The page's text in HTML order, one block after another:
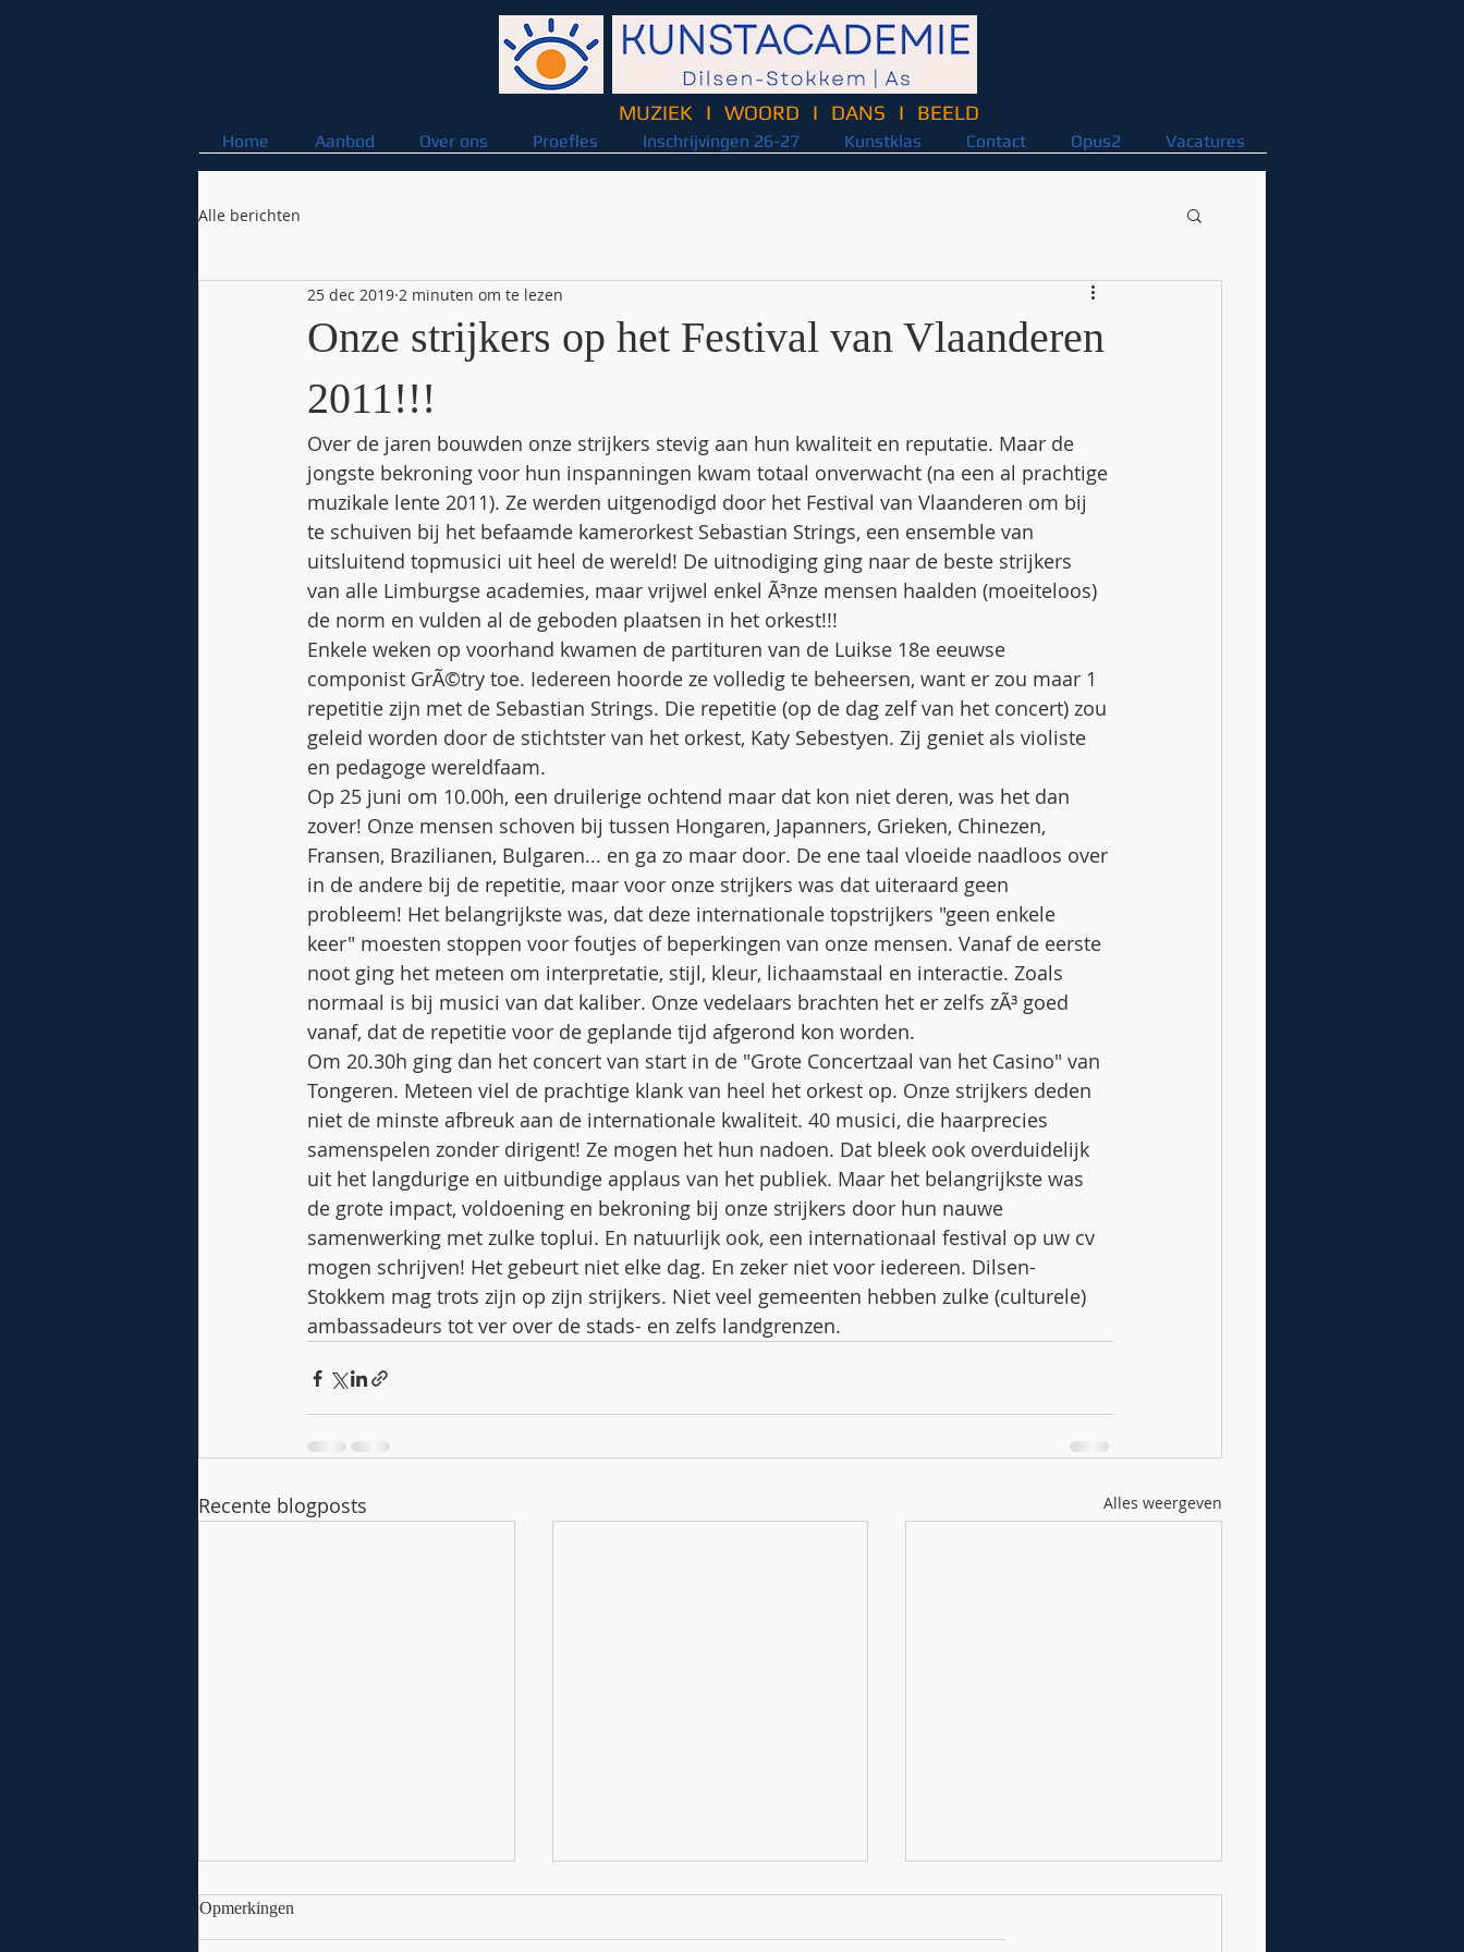
MUZIEK I WOORD I DANS I BEELD
Home Aanbod Over ons Proefles Inschrijvingen 26-27 Kunstklas Contact Opus2 Vacatures
Alle berichten
Onze strijkers op het Festival van Vlaanderen
2011!!!
25 dec 2019 2 minuten om te lezen
Over de jaren bouwden onze strijkers stevig aan hun kwaliteit en reputatie. Maar de
jongste bekroning voor hun inspanningen kwam totaal onverwacht (na een al prachtige
muzikale lente 2011). Ze werden uitgenodigd door het Festival van Vlaanderen om bij
te schuiven bij het befaamde kamerorkest Sebastian Strings, een ensemble van
uitsluitend topmusici uit heel de wereld! De uitnodiging ging naar de beste strijkers
van alle Limburgse academies, maar vrijwel enkel Ã³nze mensen haalden (moeiteloos)
de norm en vulden al de geboden plaatsen in het orkest!!!
Enkele weken op voorhand kwamen de partituren van de Luikse 18e eeuwse
componist GrÃ©try toe. Iedereen hoorde ze volledig te beheersen, want er zou maar 1
repetitie zijn met de Sebastian Strings. Die repetitie (op de dag zelf van het concert) zou
geleid worden door de stichtster van het orkest, Katy Sebestyen. Zij geniet als violiste
en pedagoge wereldfaam.
Op 25 juni om 10.00h, een druilerige ochtend maar dat kon niet deren, was het dan
zover! Onze mensen schoven bij tussen Hongaren, Japanners, Grieken, Chinezen,
Fransen, Brazilianen, Bulgaren... en ga zo maar door. De ene taal vloeide naadloos over
in de andere bij de repetitie, maar voor onze strijkers was dat uiteraard geen
probleem! Het belangrijkste was, dat deze internationale topstrijkers "geen enkele
keer" moesten stoppen voor foutjes of beperkingen van onze mensen. Vanaf de eerste
noot ging het meteen om interpretatie, stijl, kleur, lichaamstaal en interactie. Zoals
normaal is bij musici van dat kaliber. Onze vedelaars brachten het er zelfs zÃ³ goed
vanaf, dat de repetitie voor de geplande tijd afgerond kon worden.
Om 20.30h ging dan het concert van start in de "Grote Concertzaal van het Casino" van
Tongeren. Meteen viel de prachtige klank van heel het orkest op. Onze strijkers deden
niet de minste afbreuk aan de internationale kwaliteit. 40 musici, die haarprecies
samenspelen zonder dirigent! Ze mogen het hun nadoen. Dat bleek ook overduidelijk
uit het langdurige en uitbundige applaus van het publiek. Maar het belangrijkste was
de grote impact, voldoening en bekroning bij onze strijkers door hun nauwe
samenwerking met zulke toplui. En natuurlijk ook, een internationaal festival op uw cv
mogen schrijven! Het gebeurt niet elke dag. En zeker niet voor iedereen. Dilsen-
Stokkem mag trots zijn op zijn strijkers. Niet veel gemeenten hebben zulke (culturele)
ambassadeurs tot ver over de stads- en zelfs landgrenzen.
Recente blogposts Alles weergeven
Opmerkingen